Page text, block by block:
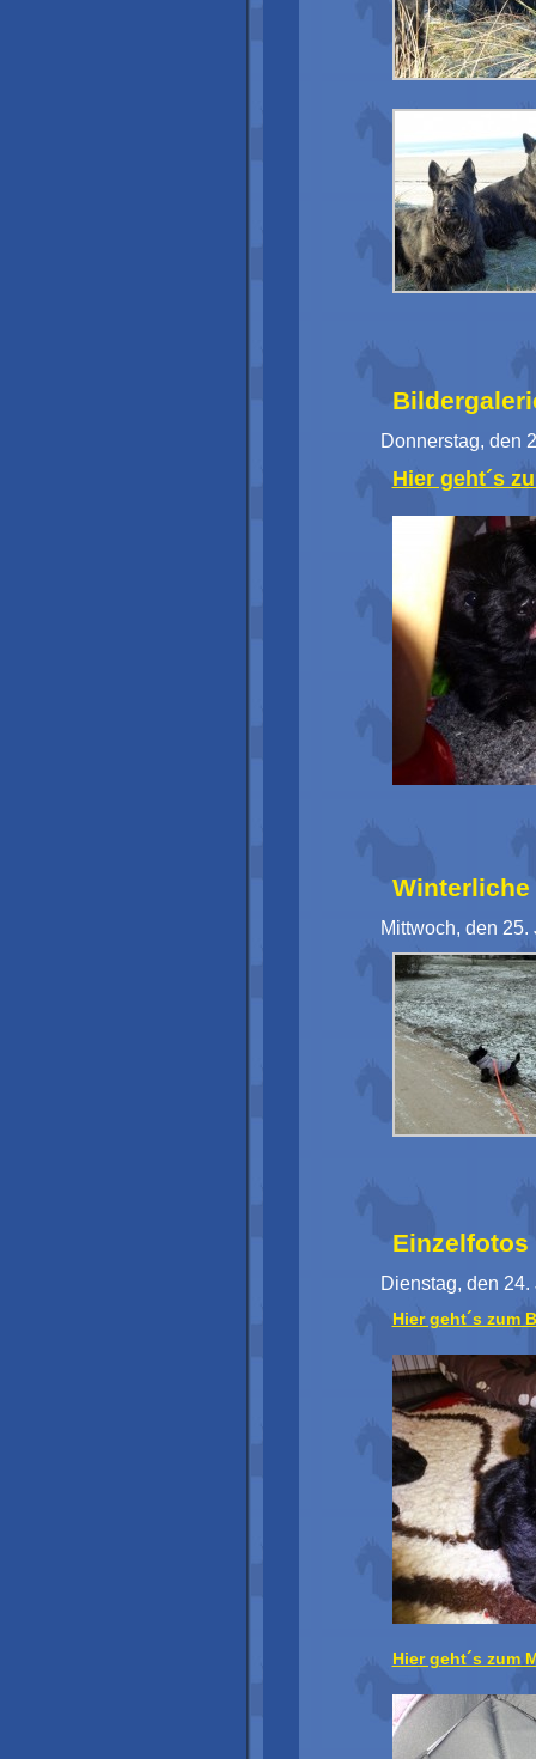
Donnerstag, den
Hier geht´s
Winterliche
Mittwoch, den 25.
Einzelfotos
Dienstag, den 24.
Hier geht´s zum
Hier geht´s zum